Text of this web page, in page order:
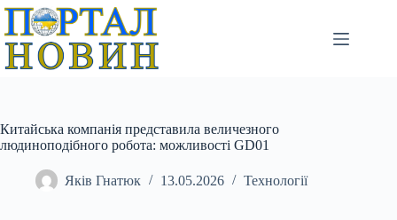
Перейти
вмісту
Китайська компанія представила величезного
людиноподібного робота: можливості GD01
Яків Гнатюк 13.05.2026 Технології